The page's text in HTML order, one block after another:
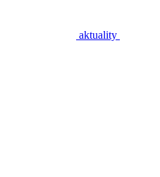
aktuality